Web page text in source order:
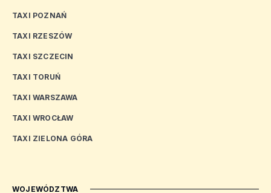
TAXI POZNAŃ
TAXI RZESZÓW
TAXI SZCZECIN
TAXI TORUŃ
TAXI WARSZAWA
TAXI WROCŁAW
TAXI ZIELONA GÓRA
WOJEWÓDZTWA